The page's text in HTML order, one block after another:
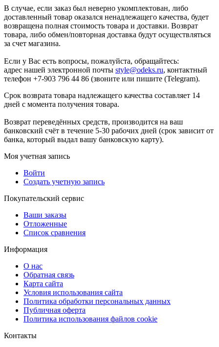
В случае, если заказ был неверно укомплектован, либо
доставленный товар оказался ненадлежащего качества, будет
возвращена полная стоимость товара и доставки. Возврат
товара, либо обмен/повторная доставка будут осуществляться
за счет магазина.
Если у Вас есть вопросы, пожалуйста, обращайтесь:
адрес нашей электронной почты style@odeks.ru, контактный
телефон +7-903 796 44 86 (звоните или пишите (Telegram).
Срок возврата товара надлежащего качества составляет 14
дней с момента получения товара.
Возврат переведённых средств, производится на ваш
банковский счёт в течение 5-30 рабочих дней (срок зависит от
банка, который выдал вашу банковскую карту).
Моя учетная запись
Войти
Создать учетную запись
Покупательский сервис
Ваши заказы
Отложенные
Список сравнения
Информация
О нас
Обратная связь
Карта сайта
Условия использования сайта
Политика обработки персональных данных
Публичная оферта
Политика использования файлов cookie
Контакты